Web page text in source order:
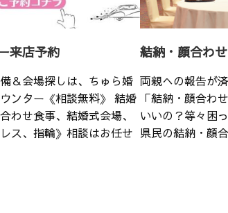
来店予約
＆会場探しは、ちゅら婚
ンター《相談無料》 結婚
わせ食事、結婚式会場、
ス、指輪》相談はお任せ
結納・顔合わ
両親への報告が
「結納・顔合わ
いいの？等々困
県民の結納・顔